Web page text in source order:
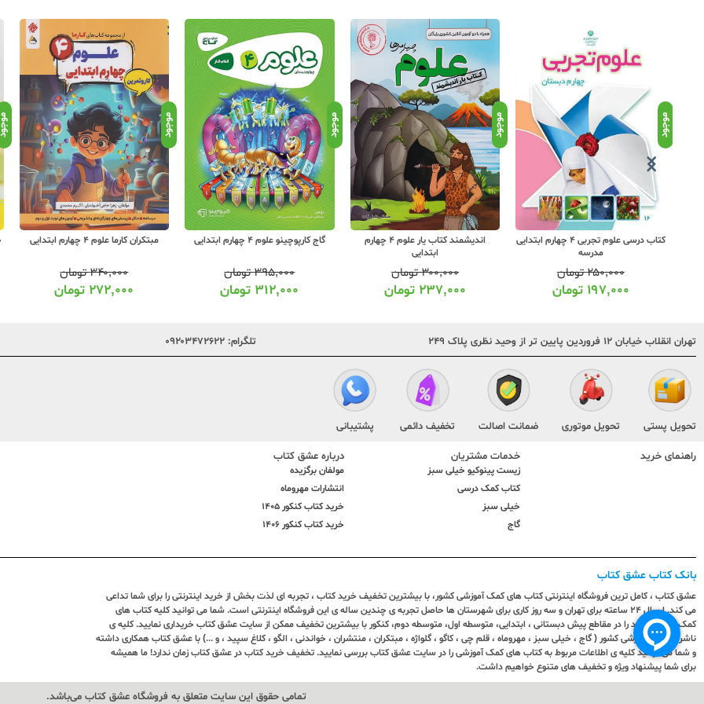
موجود
اندیشمند کتاب یار علوم 4 چهارم
ابتدایی
۳۰۰,۰۰۰تومان
۲۳۷,۰۰۰ تومان
موجود
گاج کارپوچینو علوم 4 چهارم ابتدایی
۳۹۵,۰۰۰تومان
۳۱۲,۰۰۰تومان
موجود
مبتکران کارما علوم 4 چهارم ابتدایی
۳۴۰,۰۰۰تومان
۲۷۲,۰۰۰ تومان
موجود
خیلی سبز پیشتاز علوم 4 چهارم ابتدایی
۳۹۰,۰۰۰تومان
۳۱۵,۰۰۰ تومان
تهران انقلاب خیابان ۱۲ فروردین پایین تر از وحید نظری پلاک ۲۴۹ تلگرام: ۰۹۲۰۳۴۷۲۶۲۲
تحویل پستی تحویل موتوری ضمانت اصالت تخفیف دائمی پشتیبانی
راهنمای خرید خدمات مشتریان
زیست پینوکیو خیلی سبز
کتاب کمک درسی
خیلی سبز
گاج
درباره عشق کتاب
مولفان برگزیده
انتشارات مهروماه
خرید کتاب کنکور 1405
خرید کتاب کنکور 1406
بانک کتاب عشق کتاب
عشق کتاب ، کامل ترین فروشگاه اینترنتی کتاب های کمک آموزشی کشور، با بیشترین تخفیف خرید کتاب ، تجربه ای لذت بخش از خرید اینترنتی را برای شما تداعی
می کند. ارسال ٢٤ ساعته برای تهران و سه روز کاری برای شهرستان ها حاصل تجربه ی چندین ساله ی این فروشگاه اینترنتی است. شما می توانید کلیه کتاب های
کمک آموزشی خود را در مقاطع پیش دبستانی ، ابتدایی، متوسطه اول، متوسطه دوم، کنکور با بیشترین تخفیف ممکن از سایت عشق کتاب خریداری نمایید. کلیه ی
ناشران کمک آموزشی کشور ( گاج ، خیلی سبز ، مهروماه ، قلم چی ، کاگو ، گلواژه ، مبتکران ، منتشران ، خواندنی ، الگو ، کلاغ سپید ، و ...) با عشق کتاب همکاری داشته
و شما می توانید کلیه ی اطلاعات مربوط به کتاب های کمک آموزشی را در سایت عشق کتاب بررسی نمایید. تخفیف خرید کتاب در عشق کتاب زمان ندارد! ما همیشه
برای شما پیشنهاد ویژه و تخفیف های متنوع خواهیم داشت.
تمامی حقوق این سایت متعلق به فروشگاه عشق کتاب می‌باشد.